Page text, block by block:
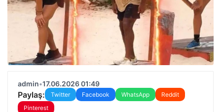
admin•17.06.2026 01:49
Paylaş: Twitter Facebook WhatsApp
Reddit
Pinterest